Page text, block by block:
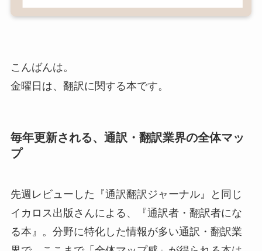
こんばんは。
金曜日は、翻訳に関する本です。
毎年更新される、通訳・翻訳業界の全体マッ
プ
先週レビューした『通訳翻訳ジャーナル』と同じ
イカロス出版さんによる、『通訳者・翻訳者にな
る本』。分野に特化した情報が多い通訳・翻訳業